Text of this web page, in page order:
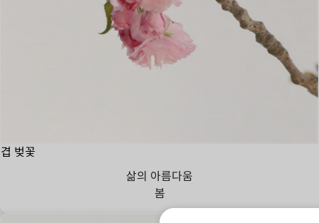
겹 벚꽃
삶의 아름다움
봄